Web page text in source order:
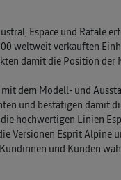
Espace und Rafale
weltweit verkauften
damit die Position der
dem Modell- und
und bestätigen damit
hochwertigen Linien
Versionen Esprit
und Kunden